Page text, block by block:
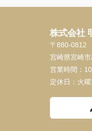
株式会社
〒880-0812
宮崎県宮崎
営業時間：
定休日： 火